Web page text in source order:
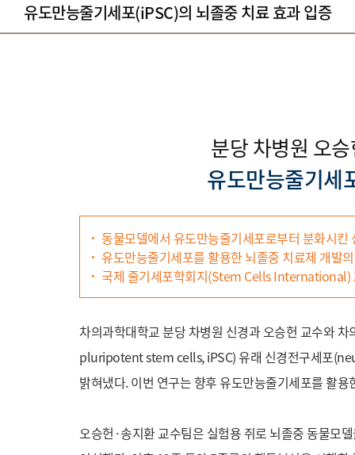
유도만능줄기세포(iPSC)의 뇌졸중 치료 효과 입증
분당 차병원 오
유도만능줄기세
동물모델에서 유도만능줄기세포로부터 분화시
유도만능줄기세포를 활용한 뇌졸중 치료제 개발
국제 줄기세포학회지(Stem Cells International)
차의과학대학교 분당 차병원 신경과 오승헌 교수와
pluripotent stem cells, iPSC) 유래 신경전구세포
밝혀냈다. 이번 연구는 향후 유도만능줄기세포를 활
오승헌·송지환 교수팀은 실험용 쥐로 뇌졸중 동물모